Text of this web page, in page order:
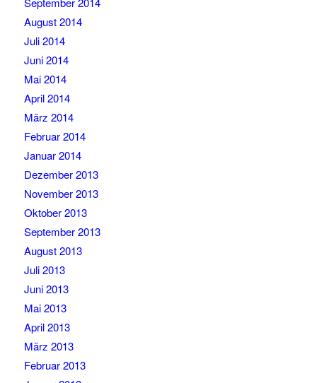
August 2014
Juli 2014
Juni 2014
Mai 2014
April 2014
März 2014
Februar 2014
Januar 2014
Dezember 2013
November 2013
Oktober 2013
September 2013
August 2013
Juli 2013
Juni 2013
Mai 2013
April 2013
März 2013
Februar 2013